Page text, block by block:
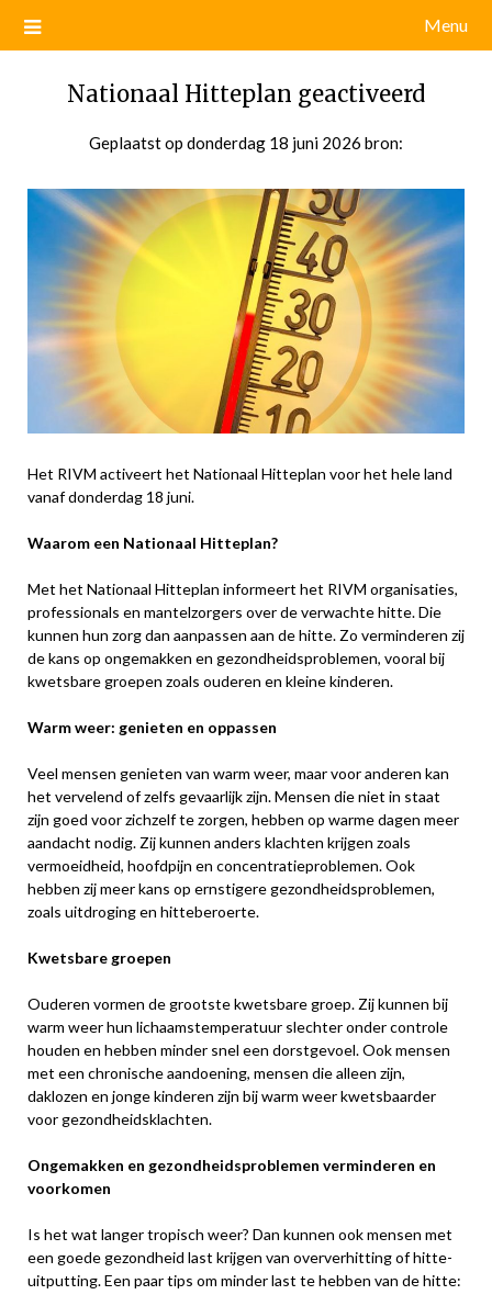
Menu
Nationaal Hitteplan geactiveerd
Geplaatst op donderdag 18 juni 2026 door
bron:
Het RIVM activeert het Nationaal Hitteplan voor het hele land
vanaf donderdag 18 juni.
Waarom een Nationaal Hitteplan?
Met het Nationaal Hitteplan informeert het RIVM organisaties,
professionals en mantelzorgers over de verwachte hitte. Die
kunnen hun zorg dan aanpassen aan de hitte. Zo verminderen zij
de kans op ongemakken en gezondheidsproblemen, vooral bij
kwetsbare groepen zoals ouderen en kleine kinderen.
Warm weer: genieten en oppassen
Veel mensen genieten van warm weer, maar voor anderen kan
het vervelend of zelfs gevaarlijk zijn. Mensen die niet in staat
zijn goed voor zichzelf te zorgen, hebben op warme dagen meer
aandacht nodig. Zij kunnen anders klachten krijgen zoals
vermoeidheid, hoofdpijn en concentratieproblemen. Ook
hebben zij meer kans op ernstigere gezondheidsproblemen,
zoals uitdroging en hitteberoerte.
Kwetsbare groepen
Ouderen vormen de grootste kwetsbare groep. Zij kunnen bij
warm weer hun lichaamstemperatuur slechter onder controle
houden en hebben minder snel een dorstgevoel. Ook mensen
met een chronische aandoening, mensen die alleen zijn,
daklozen en jonge kinderen zijn bij warm weer kwetsbaarder
voor gezondheidsklachten.
Ongemakken en gezondheidsproblemen verminderen en
voorkomen
Is het wat langer tropisch weer? Dan kunnen ook mensen met
een goede gezondheid last krijgen van oververhitting of hitte-
uitputting. Een paar tips om minder last te hebben van de hitte: